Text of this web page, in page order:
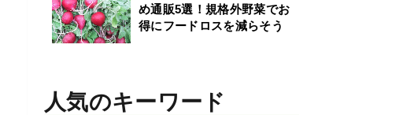
め通販5選！規格外野菜でお
得にフードロスを減らそう
人気のキーワード